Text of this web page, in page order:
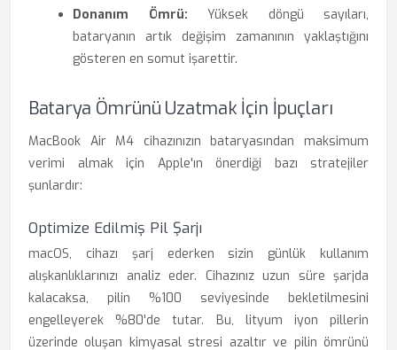
Donanım Ömrü: Yüksek döngü sayıları,
bataryanın artık değişim zamanının yaklaştığını
gösteren en somut işarettir.
Batarya Ömrünü Uzatmak İçin İpuçları
MacBook Air M4 cihazınızın bataryasından maksimum
verimi almak için Apple'ın önerdiği bazı stratejiler
şunlardır:
Optimize Edilmiş Pil Şarjı
macOS, cihazı şarj ederken sizin günlük kullanım
alışkanlıklarınızı analiz eder. Cihazınız uzun süre şarjda
kalacaksa, pilin %100 seviyesinde bekletilmesini
engelleyerek %80'de tutar. Bu, lityum iyon pillerin
üzerinde oluşan kimyasal stresi azaltır ve pilin ömrünü